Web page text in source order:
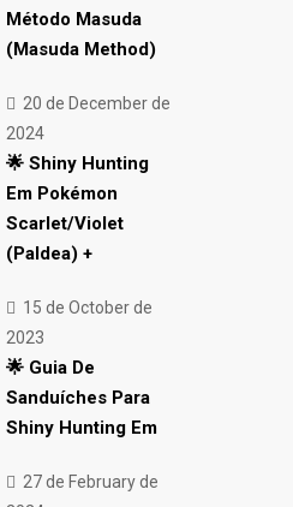
Método Masuda
(Masuda Method)
20 de December de
2024
🌟 Shiny Hunting
Em Pokémon
Scarlet/Violet
(Paldea) +
15 de October de
2023
🌟 Guia De
Sanduíches Para
Shiny Hunting Em
27 de February de